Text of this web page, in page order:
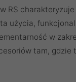
RS
użycia,
w
tam, gdzie